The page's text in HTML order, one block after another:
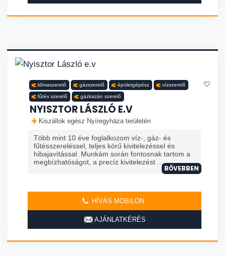
klímaszerelő gázszerelő épületgépész vízszerelő
fűtés szerelő gázkazán szerelő
NYISZTOR LÁSZLÓ E.V
Kiszállok egész Nyíregyháza területén
Több mint 10 éve foglalkozom víz-, gáz- és
fűtésszereléssel, teljes körű kivitelezéssel és
hibajavítással. Munkám során fontosnak tartom a
megbízhatóságot, a precíz kivitelezést ...
BŐVEBBEN
HÍVÁS MOBILON
AJÁNLATKÉRÉS